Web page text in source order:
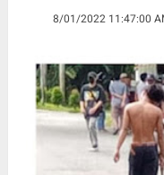
8/01/2022 11:47:00